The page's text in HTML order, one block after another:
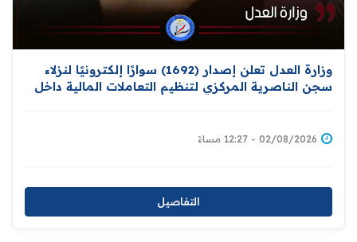
وزارة العدل تعلن إصدار (1692) سوارًا إلكترونيًا لنزلاء
سجن الناصرية المركزي لتنظيم التعاملات المالية داخل
02/08/2026 - 12:27 مساءً
التفاصيل